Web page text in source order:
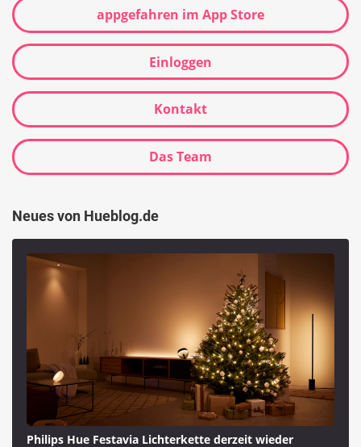
appgefahren im App Store
Einloggen
Kontakt
Das Team
Neues von Hueblog.de
Philips Hue Festavia Lichterkette derzeit wieder